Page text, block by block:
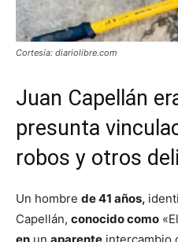
Cortesía: diariolibre.com
Juan Capellán
presunta
robos y otros
Un hombre de 41 años,
Capellán, conocido como